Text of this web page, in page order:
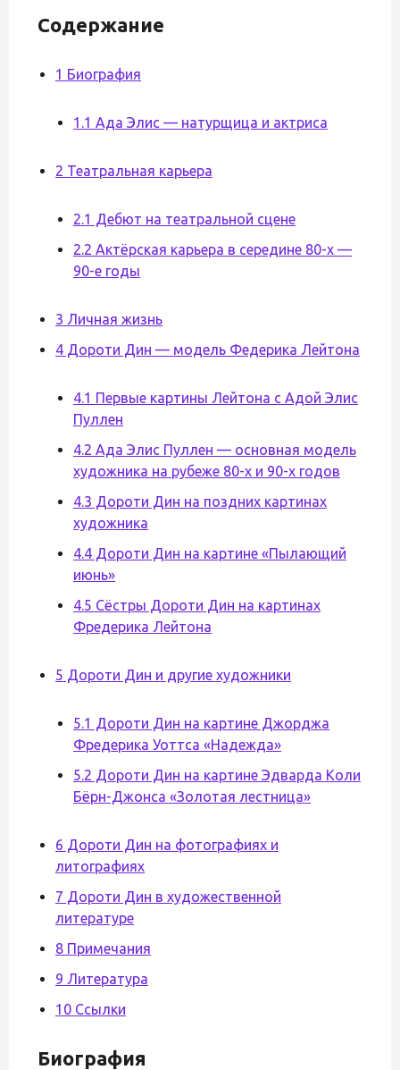
Содержание
1 Биография
1.1 Ада Элис — натурщица и актриса
2 Театральная карьера
2.1 Дебют на театральной сцене
2.2 Актёрская карьера в середине 80-х —
90-е годы
3 Личная жизнь
4 Дороти Дин — модель Федерика Лейтона
4.1 Первые картины Лейтона с Адой Элис
Пуллен
4.2 Ада Элис Пуллен — основная модель
художника на рубеже 80-х и 90-х годов
4.3 Дороти Дин на поздних картинах
художника
4.4 Дороти Дин на картине «Пылающий
июнь»
4.5 Сёстры Дороти Дин на картинах
Фредерика Лейтона
5 Дороти Дин и другие художники
5.1 Дороти Дин на картине Джорджа
Фредерика Уоттса «Надежда»
5.2 Дороти Дин на картине Эдварда Коли
Бёрн-Джонса «Золотая лестница»
6 Дороти Дин на фотографиях и
литографиях
7 Дороти Дин в художественной
литературе
8 Примечания
9 Литература
10 Ссылки
Биография